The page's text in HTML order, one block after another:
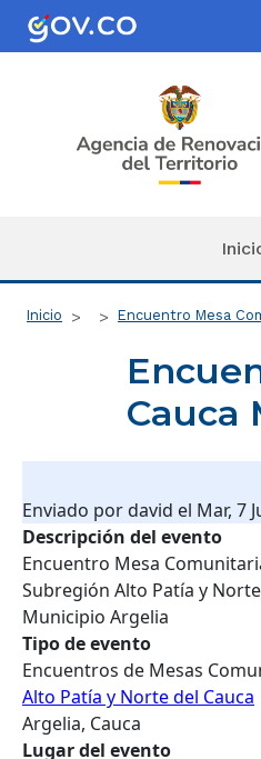
Pasar al contenido principal
Ruta de
Inicio Encuentro Mesa
Cauca
Enviado pordavid el Mar, 7
Descripción del evento
Encuentro Mesa
Subregión Alto Patía y
Municipio Argelia
Tipo de evento
Encuentros de Mesas
Alto Patía y Norte del Cauca
Argelia, Cauca
Lugar del evento